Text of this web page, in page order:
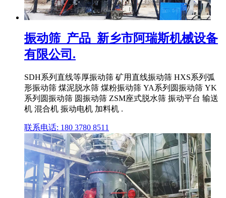
振动筛_产品_新乡市阿瑞斯机械设备
有限公司.
SDH系列直线等厚振动筛 矿用直线振动筛 HXS系列弧
形振动筛 煤泥脱水筛 煤粉振动筛 YA系列圆振动筛 YK
系列圆振动筛 圆振动筛 ZSM座式脱水筛 振动平台 输送
机 混合机 振动电机 加料机 .
联系电话: 180 3780 8511